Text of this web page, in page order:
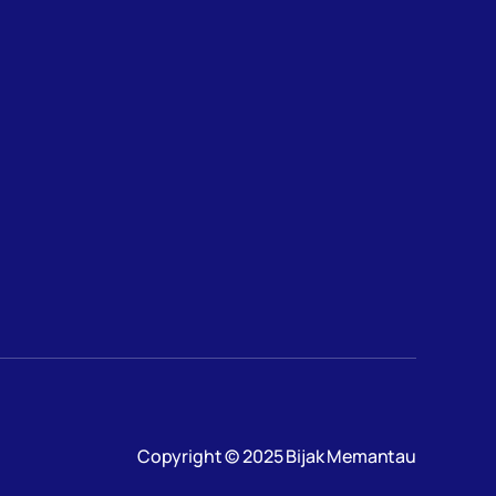
Copyright © 2025 Bijak Memantau